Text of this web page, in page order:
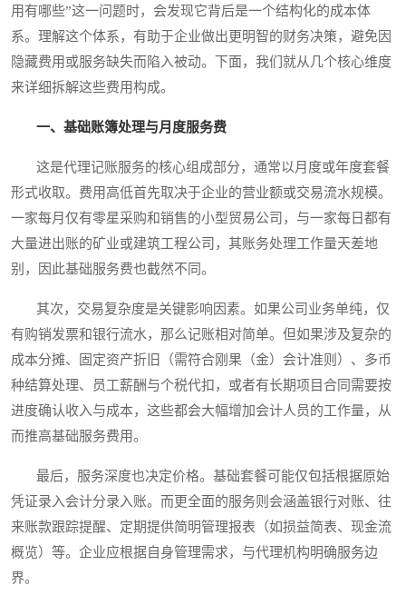
用有哪些”这一问题时，会发现它背后是一个结构化的成本体
系。理解这个体系，有助于企业做出更明智的财务决策，避免因
隐藏费用或服务缺失而陷入被动。下面，我们就从几个核心维度
来详细拆解这些费用构成。
一、基础账簿处理与月度服务费
这是代理记账服务的核心组成部分，通常以月度或年度套餐
形式收取。费用高低首先取决于企业的营业额或交易流水规模。
一家每月仅有零星采购和销售的小型贸易公司，与一家每日都有
大量进出账的矿业或建筑工程公司，其账务处理工作量天差地
别，因此基础服务费也截然不同。
其次，交易复杂度是关键影响因素。如果公司业务单纯，仅
有购销发票和银行流水，那么记账相对简单。但如果涉及复杂的
成本分摊、固定资产折旧（需符合刚果（金）会计准则）、多币
种结算处理、员工薪酬与个税代扣，或者有长期项目合同需要按
进度确认收入与成本，这些都会大幅增加会计人员的工作量，从
而推高基础服务费用。
最后，服务深度也决定价格。基础套餐可能仅包括根据原始
凭证录入会计分录入账。而更全面的服务则会涵盖银行对账、往
来账款跟踪提醒、定期提供简明管理报表（如损益简表、现金流
概览）等。企业应根据自身管理需求，与代理机构明确服务边
界。